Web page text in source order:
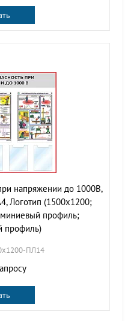
напряжении до 1000В,
Логотип (1500х1200;
профиль;
профиль)
ПЛ14